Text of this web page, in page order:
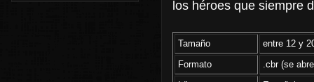
los héroes que siempre
Tamaño
entre 12 y
Formato
.cbr (se